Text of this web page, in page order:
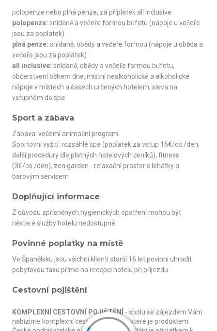
polopenze nebo plná penze, za příplatek all inclusive
polopenze: snídaně a večeře formou bufetu (nápoje u večeře
jsou za poplatek)
plná penze: snídaně, obědy a večeře formou (nápoje u oběda a
večeře jsou za poplatek)
all inclusive: snídaně, obědy a večeře formou bufetu,
občerstvení během dne, místní nealkoholické a alkoholické
nápoje v místech a časech určených hotelem, sleva na
vstupném do spa
Sport a zábava
Zábava: večerní animační program.
Sportovní vyžití: rozsáhlé spa (poplatek za vstup 16€/os./den,
další procedury dle platných hotelových ceníků), fitness
(3€/os./den), zen garden - relaxační prostor s lehátky a
barovým servisem
Doplňující informace
Z důvodu zpřísněných hygienických opatření mohou být
některé služby hotelu nedostupné.
Povinné poplatky na místě
Ve Španělsku jsou všichni klienti starší 16 let povinni uhradit
pobytovou taxu přímo na recepci hotelu při příjezdu
Cestovní pojištění
KOMPLEXNÍ CESTOVNÍ POJIŠTĚNÍ - spolu se zájezdem Vám
nabízíme komplexní cestovní pojištění, které je produktem